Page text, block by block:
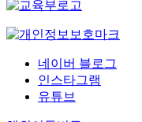
네이버 블로그
인스타그램
유튜브